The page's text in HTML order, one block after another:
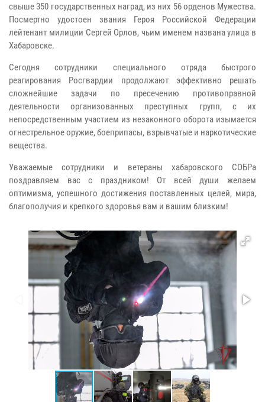
свыше 350 государственных наград, из них 56 орденов Мужества.
Посмертно удостоен звания Героя Российской Федерации
лейтенант милиции Сергей Орлов, чьим именем названа улица в
Хабаровске.
Сегодня сотрудники специального отряда быстрого
реагирования Росгвардии продолжают эффективно решать
сложнейшие задачи по пресечению противоправной
деятельности организованных преступных групп, с их
непосредственным участием из незаконного оборота изымается
огнестрельное оружие, боеприпасы, взрывчатые и наркотические
вещества.
Уважаемые сотрудники и ветераны хабаровского СОБРа
поздравляем вас с праздником! От всей души желаем
оптимизма, успешного достижения поставленных целей, мира,
благополучия и крепкого здоровья вам и вашим близким!